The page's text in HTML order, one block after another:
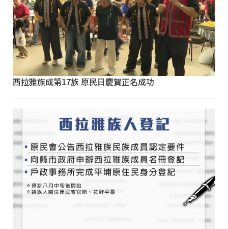
西拉雅族成第17族 原民日慶賀正名成功